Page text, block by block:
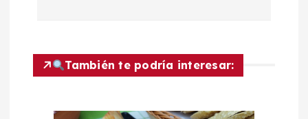
c
También te podría interesar: